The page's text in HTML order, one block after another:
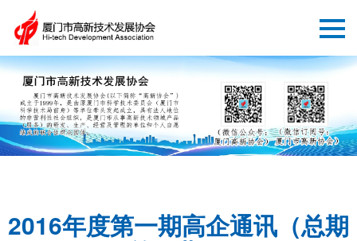
2016年度第一期高企通讯（总期